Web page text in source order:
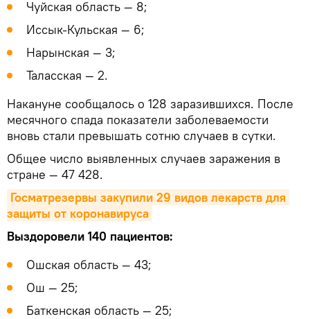
Чуйская область — 8;
Иссык-Кульская — 6;
Нарынская — 3;
Таласская — 2.
Накануне сообщалось о 128 заразившихся. После
месячного спада показатели заболеваемости
вновь стали превышать сотню случаев в сутки.
Общее число выявленных случаев заражения в
стране — 47 428.
Госматрезервы закупили 29 видов лекарств для
защиты от коронавируса
Выздоровели 140 пациентов:
Ошская область — 43;
Ош — 25;
Баткенская область — 25;